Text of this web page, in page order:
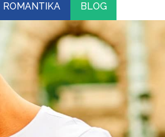
ROMANTIKA BLOG